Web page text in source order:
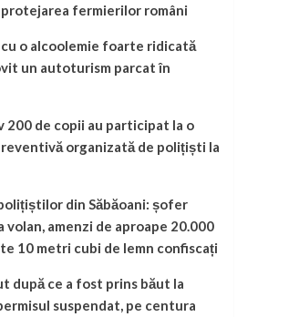
protejarea fermierilor români
o alcoolemie foarte ridicată
un autoturism parcat în
200 de copii au participat la o
organizată de polițiști la
din Săbăoani: șofer
volan, amenzi de aproape 20.000
10 metri cubi de lemn confiscați
după ce a fost prins băut la
suspendat, pe centura